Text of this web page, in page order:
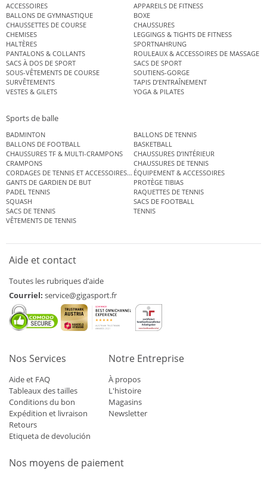
ACCESSOIRES
APPAREILS DE FITNESS
BALLONS DE GYMNASTIQUE
BOXE
CHAUSSETTES DE COURSE
CHAUSSURES
CHEMISES
LEGGINGS & TIGHTS DE FITNESS
HALTÈRES
SPORTNAHRUNG
PANTALONS & COLLANTS
ROULEAUX & ACCESSOIRES DE MASSAGE
SACS À DOS DE SPORT
SACS DE SPORT
SOUS-VÊTEMENTS DE COURSE
SOUTIENS-GORGE
SURVÊTEMENTS
TAPIS D’ENTRAÎNEMENT
VESTES & GILETS
YOGA & PILATES
Sports de balle
BADMINTON
BALLONS DE TENNIS
BALLONS DE FOOTBALL
BASKETBALL
CHAUSSURES TF & MULTI-CRAMPONS
CHAUSSURES D’INTÉRIEUR
CRAMPONS
CHAUSSURES DE TENNIS
CORDAGES DE TENNIS ET ACCESSOIRES DE TENNISÉQUIPEMENT & ACCESSOIRES
GANTS DE GARDIEN DE BUT
PROTÈGE TIBIAS
PADEL TENNIS
RAQUETTES DE TENNIS
SQUASH
SACS DE FOOTBALL
SACS DE TENNIS
TENNIS
VÊTEMENTS DE TENNIS
Aide et contact
Toutes les rubriques d’aide
Courriel: service@gigasport.fr
Nos Services
Aide et FAQ
Tableaux des tailles
Conditions du bon
Expédition et livraison
Retours
Etiqueta de devolución
Notre Entreprise
À propos
L'histoire
Magasins
Newsletter
Nos moyens de paiement